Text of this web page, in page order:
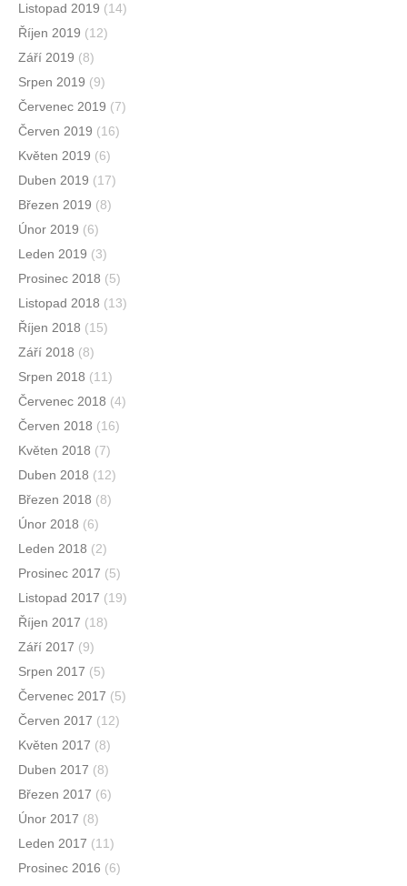
Listopad 2019 (14)
Říjen 2019 (12)
Září 2019 (8)
Srpen 2019 (9)
Červenec 2019 (7)
Červen 2019 (16)
Květen 2019 (6)
Duben 2019 (17)
Březen 2019 (8)
Únor 2019 (6)
Leden 2019 (3)
Prosinec 2018 (5)
Listopad 2018 (13)
Říjen 2018 (15)
Září 2018 (8)
Srpen 2018 (11)
Červenec 2018 (4)
Červen 2018 (16)
Květen 2018 (7)
Duben 2018 (12)
Březen 2018 (8)
Únor 2018 (6)
Leden 2018 (2)
Prosinec 2017 (5)
Listopad 2017 (19)
Říjen 2017 (18)
Září 2017 (9)
Srpen 2017 (5)
Červenec 2017 (5)
Červen 2017 (12)
Květen 2017 (8)
Duben 2017 (8)
Březen 2017 (6)
Únor 2017 (8)
Leden 2017 (11)
Prosinec 2016 (6)